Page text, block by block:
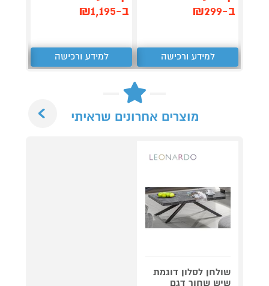
ב-₪299
למידע ורכישה
ב-₪1,195
למידע ורכישה
מוצרים אחרונים שראיתי
שולחן לסלון דוגמת
שיש שחור דגם